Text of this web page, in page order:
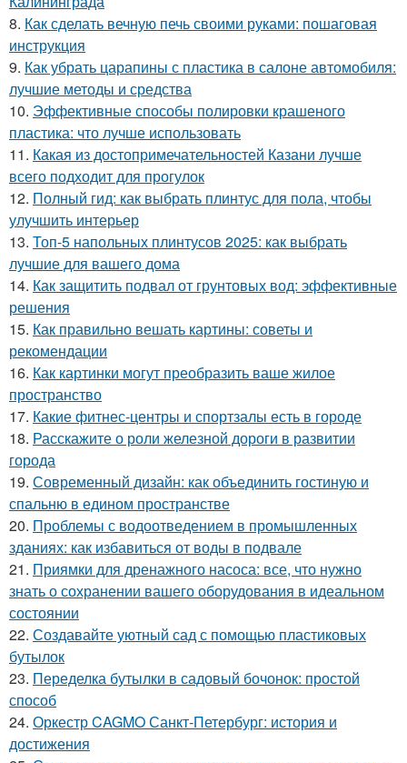
8. Как сделать вечную печь своими руками: пошаговая
инструкция
9. Как убрать царапины с пластика в салоне автомобиля:
лучшие методы и средства
10. Эффективные способы полировки крашеного
пластика: что лучше использовать
11. Какая из достопримечательностей Казани лучше
всего подходит для прогулок
12. Полный гид: как выбрать плинтус для пола, чтобы
улучшить интерьер
13. Топ-5 напольных плинтусов 2025: как выбрать
лучшие для вашего дома
14. Как защитить подвал от грунтовых вод: эффективные
решения
15. Как правильно вешать картины: советы и
рекомендации
16. Как картинки могут преобразить ваше жилое
пространство
17. Какие фитнес-центры и спортзалы есть в городе
18. Расскажите о роли железной дороги в развитии
города
19. Современный дизайн: как объединить гостиную и
спальню в едином пространстве
20. Проблемы с водоотведением в промышленных
зданиях: как избавиться от воды в подвале
21. Приямки для дренажного насоса: все, что нужно
знать о сохранении вашего оборудования в идеальном
состоянии
22. Создавайте уютный сад с помощью пластиковых
бутылок
23. Переделка бутылки в садовый бочонок: простой
способ
24. Оркестр CAGMO Санкт-Петербург: история и
достижения